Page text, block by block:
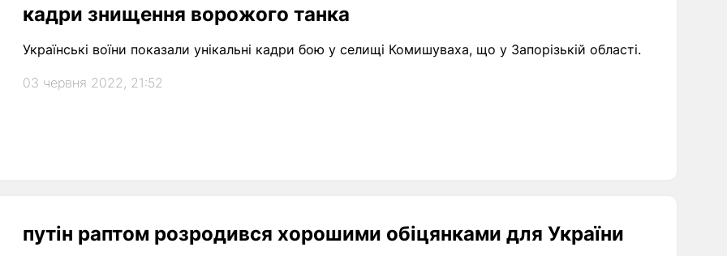
кадри знищення ворожого танка
Українські воїни показали унікальні кадри бою у селищі Комишуваха, що у Запорізькій області.
03 червня 2022, 21:52
путін раптом розродився хорошими обіцянками для України